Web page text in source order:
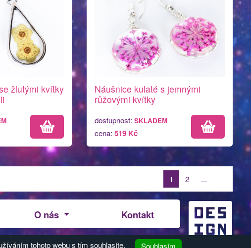
žlutými kvítky
Náušnice kulaté s jemnými
růžovými kvítky
dostupnost: SKLADEM
cena: 519 Kč
1 2 ...
O nás Kontakt
Design: Jiří Brda| Vytvořil:Reklalink.cz
tohoto webu s tím souhlasíte. Souhlasím